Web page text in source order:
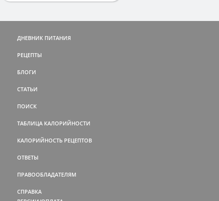
ДНЕВНИК ПИТАНИЯ
РЕЦЕПТЫ
БЛОГИ
СТАТЬИ
ПОИСК
ТАБЛИЦА КАЛОРИЙНОСТИ
КАЛОРИЙНОСТЬ РЕЦЕПТОВ
ОТВЕТЫ
ПРАВООБЛАДАТЕЛЯМ
СПРАВКА